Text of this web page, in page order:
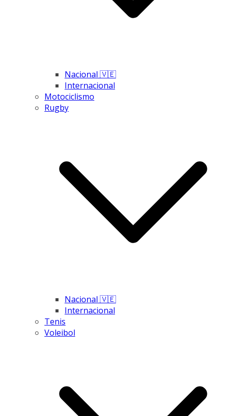
Nacional 🇻🇪
Internacional
Motociclismo
Rugby
Nacional 🇻🇪
Internacional
Tenis
Voleibol